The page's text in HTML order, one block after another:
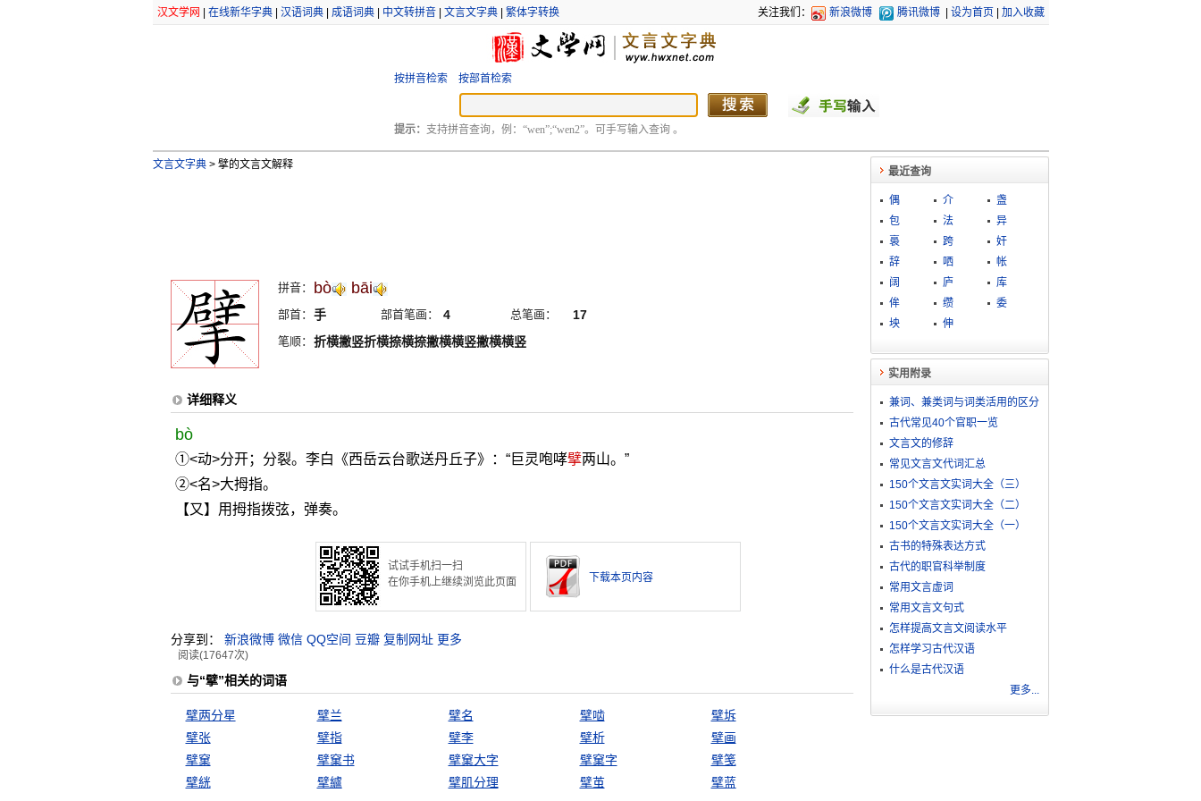
汉文学网 在线新华字典| 汉语词典| 成语词典| 中文转拼音| 文言文字典| 繁体字转换 关注我们： 新浪微博 腾讯微博 设为首页 加入收藏
按拼音检索 按部首检索
提示： 支持拼音查询，例：“wen”;“wen2”。可手写输入查询 。
文言文字典 >擘的文言文解释
拼音： bò bāi
部首： 手 部首笔画： 4 总笔画： 17
笔顺： 折横撇竖折横捺横捺撇横横竖撇横横竖
详细释义
bò
①<动>分开；分裂。李白《西岳云台歌送丹丘子》：“巨灵咆哮擘两山。”
②<名>大拇指。
【又】用拇指拨弦，弹奏。
试试手机扫一扫
在你手机上继续浏览此页面
下载本页内容
分享到： 新浪微博 微信 QQ空间 豆瓣 复制网址 更多
阅读(17647次)
与“擘”相关的词语
擘两分星 擘兰 擘名 擘啮
擘坼
擘张
擘指 擘李 擘析
擘画
擘窠
擘窠书 擘窠大字 擘窠字
擘笺
擘絖
擘纑 擘肌分理 擘茧 擘蓝
最近查询
偶 介
盏
包
法
异
裛
跨
奸
辞
哂
帐
阔
庐
库
侔
缵
委
坱
伸
实用附录
兼词、兼类词与词类活用的区分
古代常见40个官职一览
文言文的修辞
常见文言文代词汇总
150个文言文实词大全（三）
150个文言文实词大全（二）
150个文言文实词大全（一）
古书的特殊表达方式
古代的职官科举制度
常用文言虚词
常用文言文句式
怎样提高文言文阅读水平
怎样学习古代汉语
什么是古代汉语
更多...